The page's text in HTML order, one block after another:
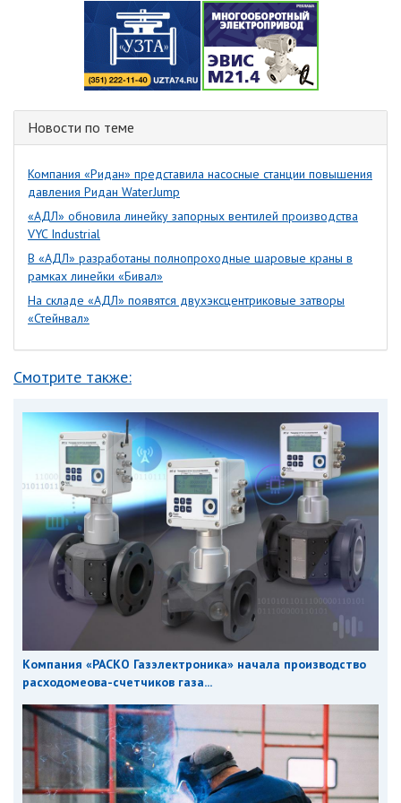
Новости по теме
Компания «Ридан» представила насосные станции повышения
давления Ридан WaterJump
«АДЛ» обновила линейку запорных вентилей производства
VYC Industrial
В «АДЛ» разработаны полнопроходные шаровые краны в
рамках линейки «Бивал»
На складе «АДЛ» появятся двухэксцентриковые затворы
«Стейнвал»
Смотрите также:
Компания «РАСКО Газэлектроника» начала производство
расходомеова-счетчиков газа...